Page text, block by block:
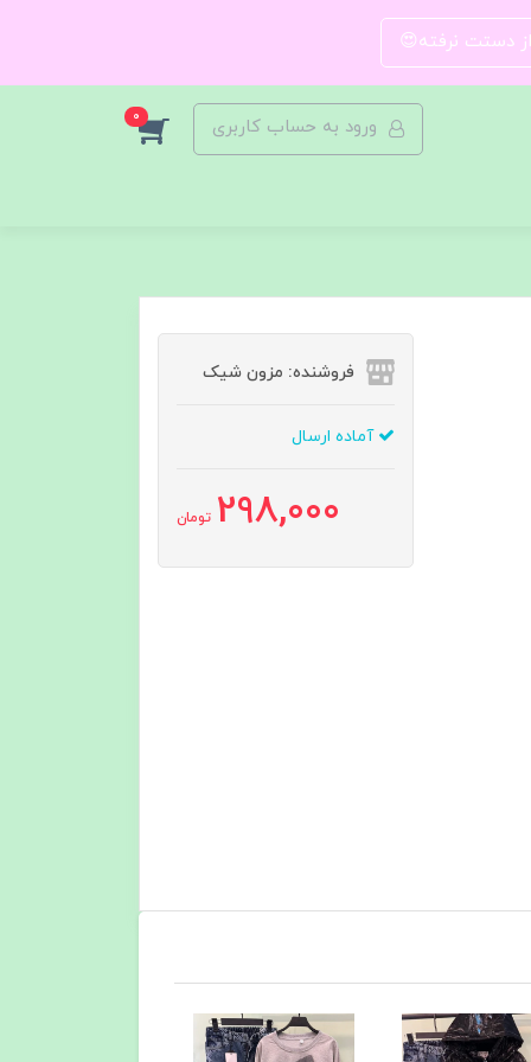
از دستت نرفته😍
ورود به حساب کاربری 0
فروشنده: مزون شیک
آماده ارسال
298,000 تومان